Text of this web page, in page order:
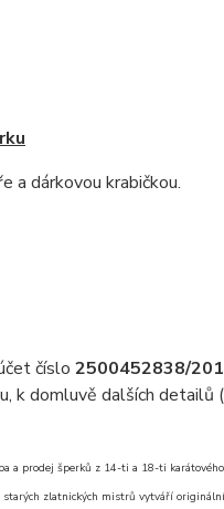
a dárkovou krabičkou.
číslo 2500452838/
k domluvě dalších detailů
a prodej šperků z 14-ti a 18-ti
zlatnických mistrů vytváří